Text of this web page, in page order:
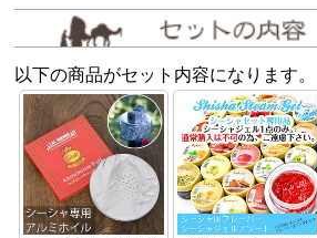
以下の商品がセット内容になります。